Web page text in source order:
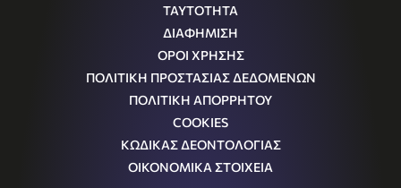
ΤΑΥΤΟΤΗΤΑ
ΔΙΑΦΗΜΙΣΗ
ΟΡΟΙ ΧΡΗΣΗΣ
ΠΟΛΙΤΙΚΗ ΠΡΟΣΤΑΣΙΑΣ ΔΕΔΟΜΕΝΩΝ
ΠΟΛΙΤΙΚΗ ΑΠΟΡΡΗΤΟΥ
COOKIES
ΚΩΔΙΚΑΣ ΔΕΟΝΤΟΛΟΓΙΑΣ
ΟΙΚΟΝΟΜΙΚΑ ΣΤΟΙΧΕΙΑ